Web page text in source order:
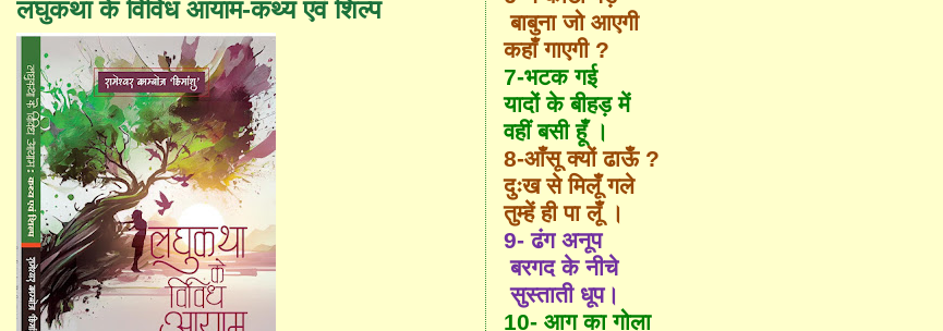
बाबुना जो आएगी
कहाँ गाएगी ?
7-भटक गई
यादों के बीहड़ में
वहीं बसी हूँ ।
8-आँसू क्यों ढाऊँ ?
दुःख से मिलूँ गले
तुम्हें ही पा लूँ ।
9- ढंग अनूप
बरगद के नीचे
सुस्ताती धूप।
10- आग का गोला
लघुकथा के विविध आयाम-कथ्य एवं शिल्प